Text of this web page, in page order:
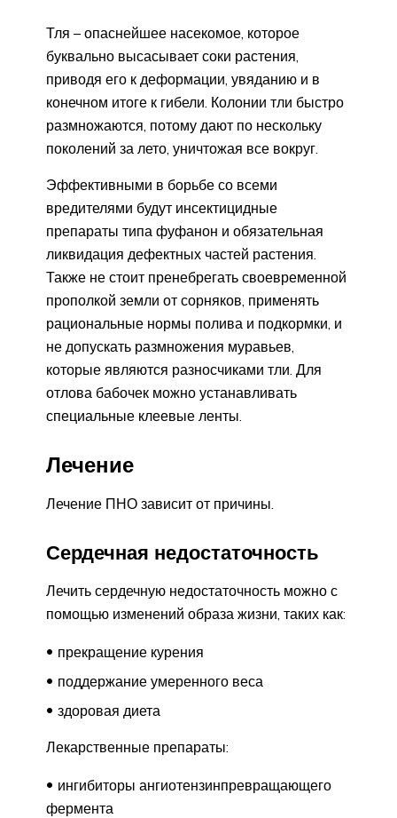
Тля – опаснейшее насекомое, которое
буквально высасывает соки растения,
приводя его к деформации, увяданию и в
конечном итоге к гибели. Колонии тли быстро
размножаются, потому дают по нескольку
поколений за лето, уничтожая все вокруг.
Эффективными в борьбе со всеми
вредителями будут инсектицидные
препараты типа фуфанон и обязательная
ликвидация дефектных частей растения.
Также не стоит пренебрегать своевременной
прополкой земли от сорняков, применять
рациональные нормы полива и подкормки, и
не допускать размножения муравьев,
которые являются разносчиками тли. Для
отлова бабочек можно устанавливать
специальные клеевые ленты.
Лечение
Лечение ПНО зависит от причины.
Сердечная недостаточность
Лечить сердечную недостаточность можно с
помощью изменений образа жизни, таких как:
прекращение курения
поддержание умеренного веса
здоровая диета
Лекарственные препараты:
ингибиторы ангиотензинпревращающего
фермента